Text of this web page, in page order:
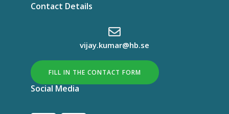
Contact Details
vijay.kumar@hb.se
FILL IN THE CONTACT FORM
Social Media